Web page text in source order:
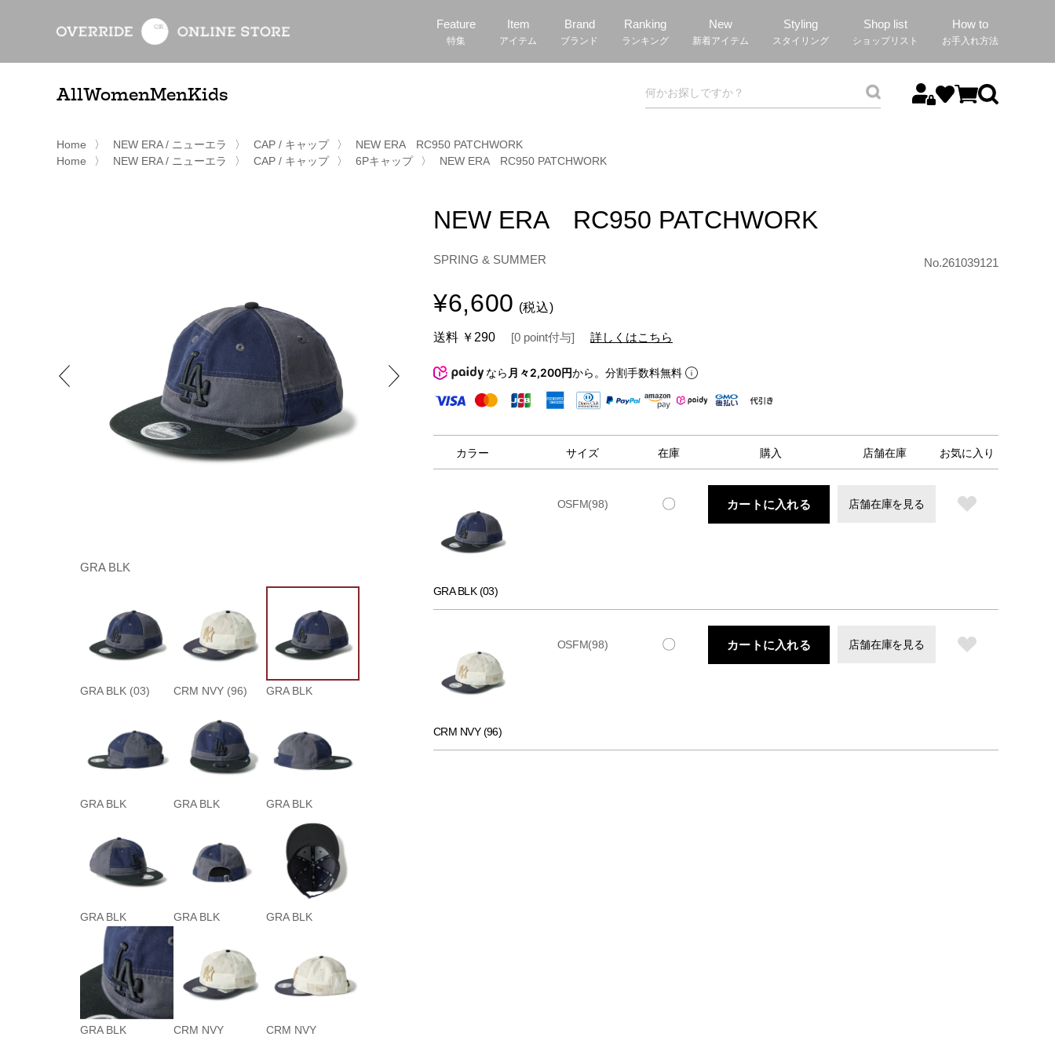
Feature
特集
Item
アイテム
Brand
ブランド
Ranking
ランキング
New
新着アイテム
Styling
スタイリング
Shop list
ショップリスト
How to
お手入れ方法
AllWomenMenKids
Home 〉 NEW ERA / ニューエラ 〉 CAP / キャップ 〉
NEW ERA RC950 PATCHWORK
Home
〉 NEW ERA / ニューエラ 〉 CAP / キャップ 〉 6Pキャップ 〉 NEW ERA RC950 PATCHWORK
GRA BLK
GRA BLK (03) CRM NVY (96) GRA BLK
GRA BLK GRA BLK GRA BLK
GRA BLK GRA BLK GRA BLK
GRA BLK CRM NVY CRM NVY
NEW ERA RC950 PATCHWORK
SPRING & SUMMER No.261039121
¥6,600 (税込)
送料 ￥290 [0 point付与] 詳しくはこちら
なら 月々2,200円から。分割手数料無料
カラー サイズ 在庫 購入 店舗在庫 お気に入り
GRA BLK (03)
OSFM(98) 〇 カートに入れる 店舗在庫を見る
CRM NVY (96)
OSFM(98) 〇 カートに入れる 店舗在庫を見る